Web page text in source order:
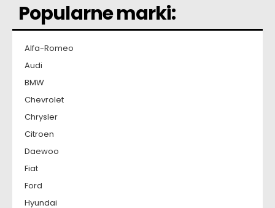
Popularne marki:
Alfa-Romeo
Audi
BMW
Chevrolet
Chrysler
Citroen
Daewoo
Fiat
Ford
Hyundai